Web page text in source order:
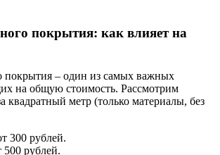
покрытия: как влияет на
покрытия – один из самых важных
на общую стоимость. Рассмотрим
квадратный метр (только материалы, без
300 рублей.
500 рублей.